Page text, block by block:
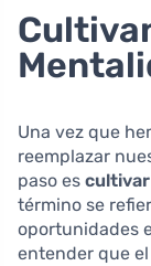
Una vez que
reemplazar
paso es cultivar
término se
oportunidades
entender que